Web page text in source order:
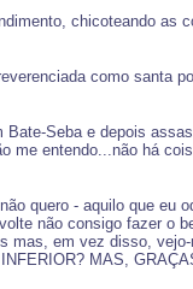
chicoteando as
como santa
Seba e depois
me entendo...não há
quero - aquilo que eu
não consigo fazer o
mas, em vez disso,
MAS,